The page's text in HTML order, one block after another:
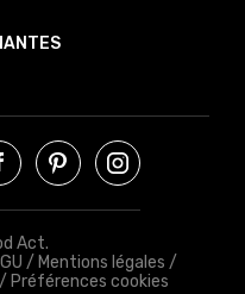
Act.
/ Mentions légales /
/ Préférences cookies